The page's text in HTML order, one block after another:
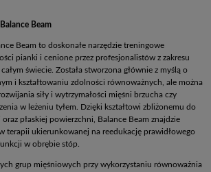
Beam
Beam to doskonałe narzędzie treningowe
pianki i cenione przez profesjonalistów z zakresu
świecie. Została stworzona głównie z myślą o
i kształtowaniu zdolności równoważnych, ale można
siły i wytrzymałości mięśni brzucha czy
w leżeniu tyłem. Dzięki kształtowi zbliżonemu do
płaskiej powierzchni, Balance Beam znajdzie
terapii ukierunkowanej na reedukację prawidłowego
w obrębie stóp.
grup mięśniowych przy wykorzystaniu równoważnia